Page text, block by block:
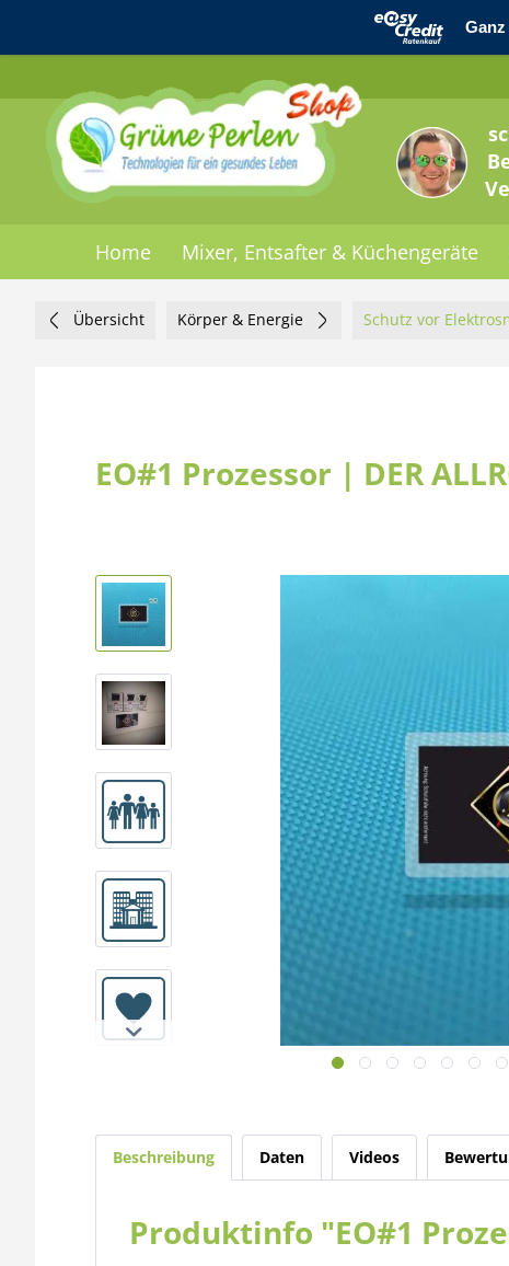
Home Mixer, Entsafter & Küchengeräte
Übersicht Körper & Energie Schutz vor
EO#1 Prozessor | DER
Beschreibung Daten Videos
Produktinfo "EO#1